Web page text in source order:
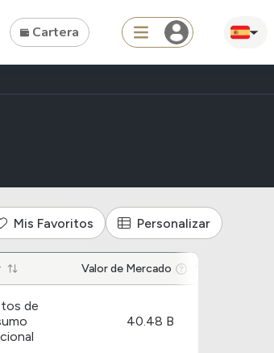
Cartera
Rankings
Rankings
la industria bienes
Mis Favoritos Personalizar
Valor de Mercado
de
40.48 B